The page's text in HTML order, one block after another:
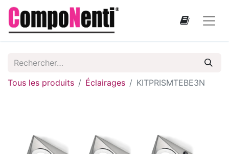
Tous les produits Éclairages KITPRISMTEBE3N